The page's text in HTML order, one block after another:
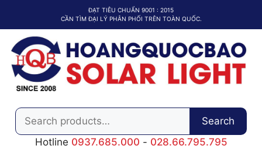
dung
ĐẠT TIÊU CHUẨN 9001 : 2015
CẦN TÌM ĐẠI LÝ PHÂN PHỐI TRÊN TOÀN QUỐC.
Search
for:
Search
Hotline 0937.685.000 - 028.66.795.795